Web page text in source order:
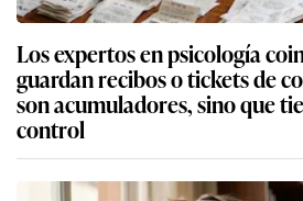
Los expertos en psicología
guardan recibos o tickets de
son acumuladores, sino que
control